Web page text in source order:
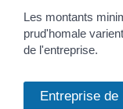
Les montants
prud'homale
de l'entreprise.
Entreprise de